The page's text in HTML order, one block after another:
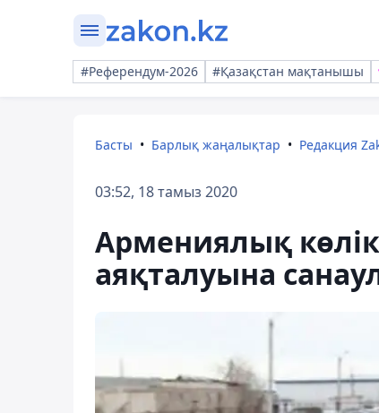
#Референдум-2026 #Қазақстан мақтанышы
Басты Барлық жаңалықтар Редакция
03:52, 18 тамыз 2020
Армениялық
аяқталуына